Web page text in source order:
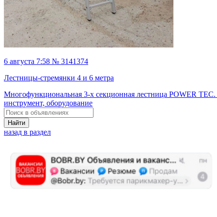
6 августа 7:58 № 3141374
Лестницы-стремянки 4 и 6 метра
Многофункциональная 3-х секционная лестница POWER TEC.
инструмент, оборудование
Найти
назад в раздел